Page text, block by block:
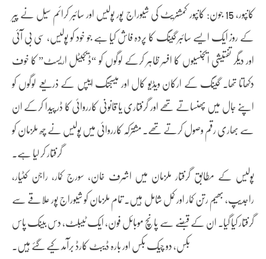
کانپور، 15 جون: کانپور کمشنریٹ کی شیوراج پور پولیس اور سائبر کرائم سیل نے پیر
کے روز ایک ایسے سائبر گینگ کا پردہ فاش کیا ہے جو خود کو پولیس، سی بی آئی
اور دیگر تفتیشی ایجنسیوں کا افسر ظاہر کرکے لوگوں کو “ڈیجیٹل اریسٹ” کا خوف
دکھاتا تھا۔ گینگ کے ارکان ویڈیو کال اور میسجنگ ایپس کے ذریعے لوگوں کو
اپنے جال میں پھنساتے تھے اور گرفتاری یا قانونی کارروائی کا ڈر پیدا کرکے ان
سے بھاری رقم وصول کرتے تھے۔ مشترکہ کارروائی میں پولیس نے چھ ملزمان کو
گرفتار کر لیا ہے۔
پولیس کے مطابق گرفتار ملزمان میں اشرف خان، سورج کمار، راجن کٹیار،
راجدیپ، بھیم رتن کمار اور کمل شامل ہیں۔ تمام ملزمان کو شیوراج پور علاقے سے
گرفتار کیا گیا۔ ان کے قبضے سے پانچ موبائل فون، ایک ٹیبلٹ، دس بینک پاس
بکس، دو چیک بکس اور بارہ ڈیبٹ کارڈ برآمد کیے گئے ہیں۔